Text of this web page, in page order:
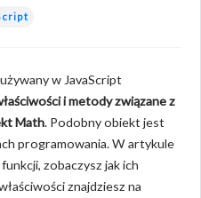
w JavaScript
i metody związane z
Math. Podobny obiekt jest
programowania. W artykule
zobaczysz jak ich
znajdziesz na